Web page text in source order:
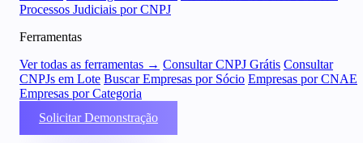
Processos Judiciais por CNPJ
Ferramentas
Ver todas as ferramentas → Consultar CNPJ Grátis Consultar
CNPJs em Lote Buscar Empresas por Sócio Empresas por CNAE
Empresas por Categoria
Solicitar Demonstração